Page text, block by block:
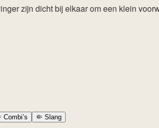
zijn dicht bij elkaar om een klein
Combi’s 🤏 Slang